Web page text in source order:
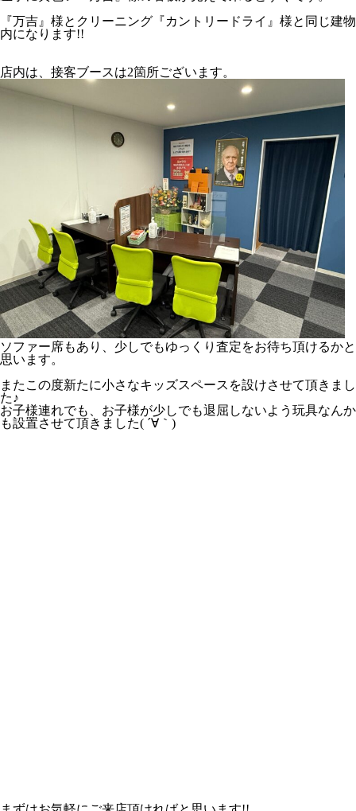
『万吉』様とクリーニング『カントリードライ』様と同じ建物
内になります!!
店内は、接客ブースは2箇所ございます。
ソファー席もあり、少しでもゆっくり査定をお待ち頂けるかと
思います。
またこの度新たに小さなキッズスペースを設けさせて頂きまし
た♪
お子様連れでも、お子様が少しでも退屈しないよう玩具なんか
も設置させて頂きました( ´∀｀)